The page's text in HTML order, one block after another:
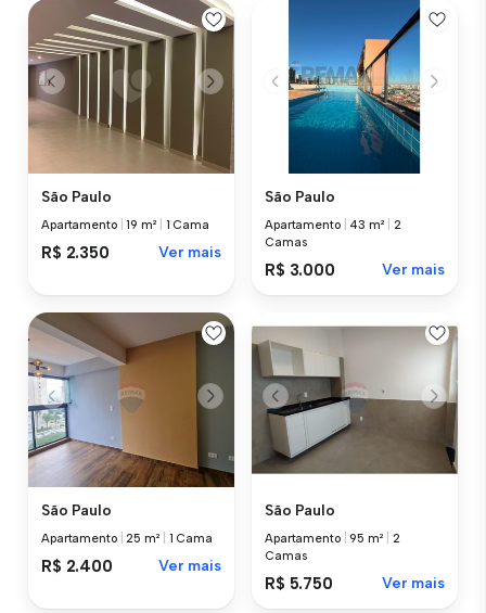
São Paulo
Apartamento |19 m² 1 Cama
R$ 2.350 Ver mais
São Paulo
Apartamento 43 m²
2
Camas
R$ 3.000 Ver mais
São Paulo
Apartamento |25 m² 1 Cama
R$ 2.400 Ver mais
São Paulo
Apartamento |95 m²
2
Camas
R$ 5.750 Ver mais